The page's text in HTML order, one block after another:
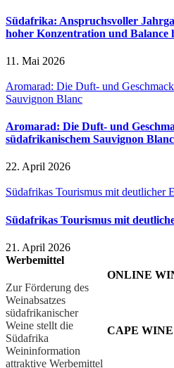
Südafrika: Anspruchsvoller
hoher Konzentration und Balance
11. Mai 2026
Aromarad: Die Duft- und
Sauvignon Blanc
Aromarad: Die Duft- und
südafrikanischem Sauvignon Blanc
22. April 2026
Südafrikas Tourismus mit deutlicher
Südafrikas Tourismus mit
21. April 2026
ONLINE
CAPE WINE
Werbemittel
Zur Förderung des
Weinabsatzes
südafrikanischer
Weine stellt die
Südafrika
Weininformation
attraktive Werbemittel